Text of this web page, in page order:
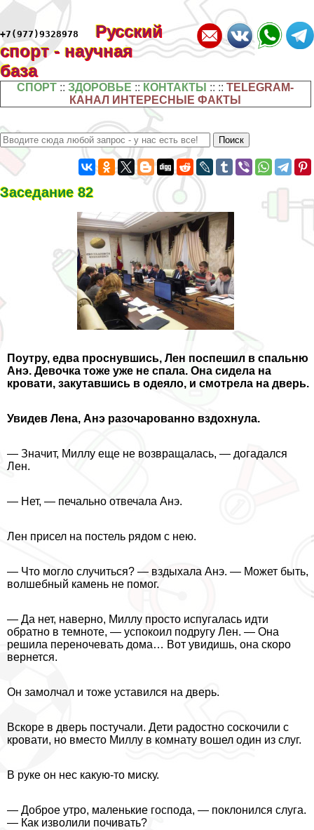
+7(977)9328978
Русский
спорт - научная
база
СПОРТ ::ЗДОРОВЬЕ :: КОНТАКТЫ :: ::TELEGRAM-
КАНАЛ ИНТЕРЕСНЫЕ ФАКТЫ
Заседание 82
Поутру, едва проснувшись, Лен поспешил в спальню
Анэ. Дeвoчка тоже уже не спала. Она сидела на
кровати, закутавшись в одеяло, и смотрела на дверь.
Увидев Лена, Анэ разочарованно вздохнула.
— Значит, Миллу еще не возвращалась, — догадался
Лен.
— Нет, — печально отвечала Анэ.
Лен присел на постель рядом с нею.
— Что могло случиться? — вздыхала Анэ. — Может быть,
волшебный камень не помог.
— Да нет, наверно, Миллу просто испугалась идти
обратно в темноте, — успокоил подругу Лен. — Она
решила переночевать дома… Вот увидишь, она скоро
вернется.
Он замолчал и тоже уставился на дверь.
Вскоре в дверь постучали. Дети радостно соскочили с
кровати, но вместо Миллу в комнату вошел один из слуг.
В руке он нес какую-то миску.
— Доброе утро, маленькие господа, — поклонился слуга.
— Как изволили почивать?